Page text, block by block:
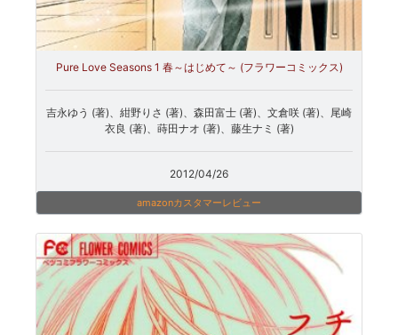
Pure Love Seasons 1 春～はじめて～ (フラワーコミックス)
吉永ゆう (著)、紺野りさ (著)、森田富士 (著)、文倉咲 (著)、尾崎
衣良 (著)、蒔田ナオ (著)、藤生ナミ (著)
2012/04/26
amazonカスタマーレビュー